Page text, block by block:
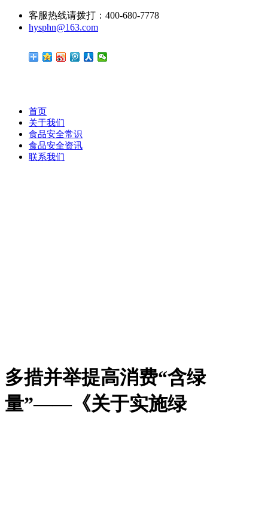
客服热线请拨打：400-680-7778
hysphn@163.com
首页
关于我们
食品安全常识
食品安全资讯
联系我们
多措并举提高消费“含绿
量”——《关于实施绿